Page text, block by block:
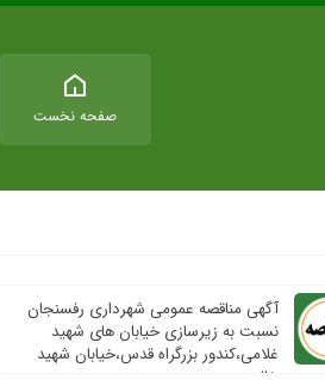
صفحه نخست
آگهی مناقصه عمومی شهرداری رفسنجان
نسبت به زیرسازی خیابان های شهید
غلامی،کندور بزرگراه قدس،خیابان شهید